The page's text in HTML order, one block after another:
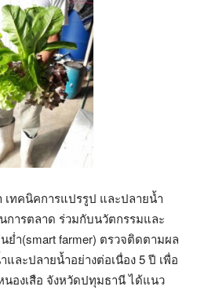
ทคนิคการแปรรูป และปลายน้ำ
การตลาด ร่วมกับนวัตกรรมและ
ย่ำ(smart farmer) ตรวจติดตามผล
และปลายน้ำอย่างต่อเนื่อง 5 ปี เพื่อ
องเสือ จังหวัดปทุมธานี ได้แนว